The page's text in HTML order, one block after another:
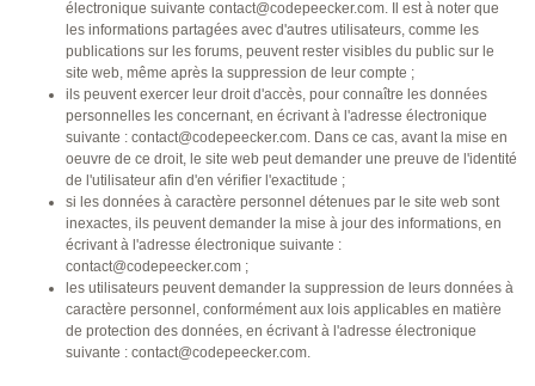
électronique suivante contact@codepeecker.com. Il est à noter que
les informations partagées avec d'autres utilisateurs, comme les
publications sur les forums, peuvent rester visibles du public sur le
site web, même après la suppression de leur compte ;
ils peuvent exercer leur droit d'accès, pour connaître les données
personnelles les concernant, en écrivant à l'adresse électronique
suivante : contact@codepeecker.com. Dans ce cas, avant la mise en
oeuvre de ce droit, le site web peut demander une preuve de l'identité
de l'utilisateur afin d'en vérifier l'exactitude ;
si les données à caractère personnel détenues par le site web sont
inexactes, ils peuvent demander la mise à jour des informations, en
écrivant à l'adresse électronique suivante :
contact@codepeecker.com ;
les utilisateurs peuvent demander la suppression de leurs données à
caractère personnel, conformément aux lois applicables en matière
de protection des données, en écrivant à l'adresse électronique
suivante : contact@codepeecker.com.